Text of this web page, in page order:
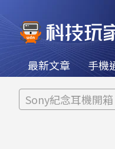
最新文章 手機
Sony紀念耳機開箱